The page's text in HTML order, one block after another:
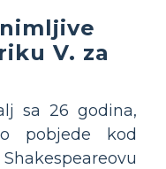
V. za
sa 26 godina,
pobjede kod